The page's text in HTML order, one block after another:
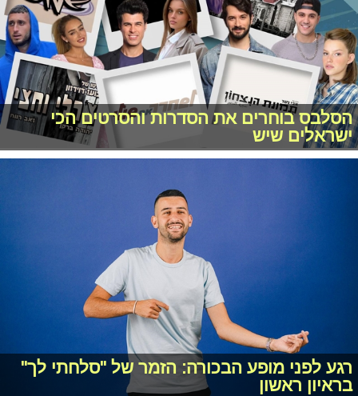
הסלבס בוחרים את הסדרות והסרטים הכי
ישראלים שיש
רגע לפני מופע הבכורה: הזמר של "סלחתי לך"
בראיון ראשון